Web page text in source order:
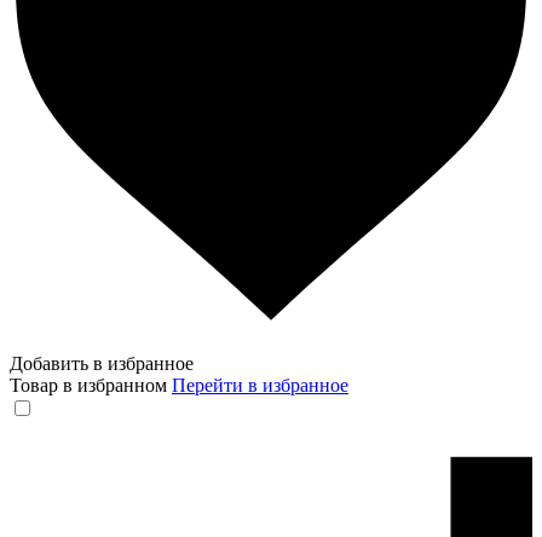
Добавить в избранное
Товар в избранном Перейти в избранное